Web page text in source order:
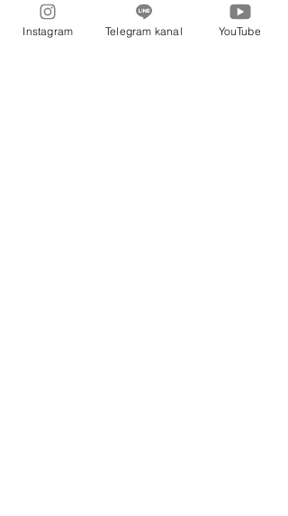
online hier im Shop gebucht hast!
Danach erhältst Du unsere
Instagram Telegram kanal YouTube